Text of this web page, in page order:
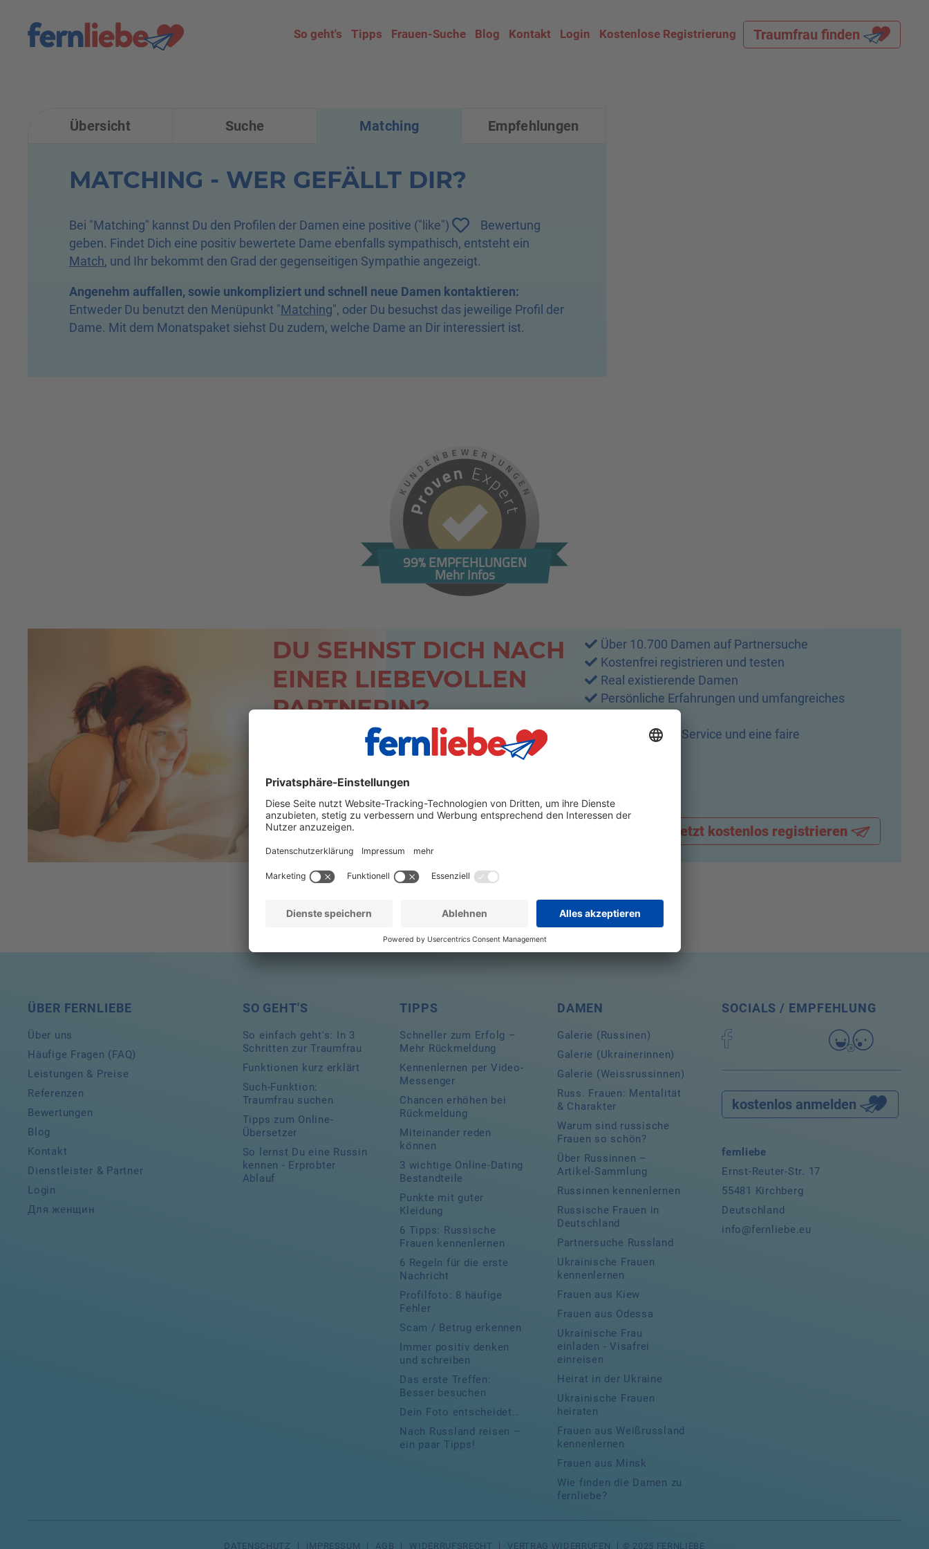
Traumfrau finden
So geht's Tipps Frauen-Suche Blog Kontakt Login Kostenlose Registrierung
Übersicht Suche Matching (aktiver Reiter)Empfehlungen
MATCHING - WER GEFÄLLT DIR?
Bei "Matching" kannst Du den Profilen der Damen eine positive ("like")
Bewertung
geben. Findet Dich eine positiv bewertete Dame ebenfalls sympathisch, entsteht ein
Match, und Ihr bekommt den Grad der gegenseitigen Sympathie angezeigt.
Angenehm auffallen, sowie unkompliziert und schnell neue Damen kontaktieren:
Entweder Du benutzt den Menüpunkt "Matching", oder Du besuchst das jeweilige Profil der
Dame. Mit dem Monatspaket siehst Du zudem, welche Dame an Dir interessiert ist.
99% EMPFEHLUNGEN
Mehr Infos
DU SEHNST DICH NACH
EINER LIEBEVOLLEN
PARTNERIN?
Über 10.700 Damen auf Partnersuche
Kostenfrei registrieren und testen
Real existierende Damen
Persönliche Erfahrungen und umfangreiches
Transparenter Service und eine faire
Sicher & Anonym
Jetzt kostenlos registrieren
ÜBER FERNLIEBE
Über uns
Häufige Fragen (FAQ)
Leistungen & Preise
Referenzen
Bewertungen
Blog
Kontakt
Dienstleister & Partner
Login
Для женщин
SO GEHT'S
So einfach geht's: In 3
Schritten zur Traumfrau
Funktionen kurz erklärt
Such-Funktion:
Traumfrau suchen
Tipps zum Online-
Übersetzer
So lernst Du eine Russin
kennen - Erprobter
Ablauf
TIPPS
Schneller zum Erfolg –
Mehr Rückmeldung
Kennenlernen per Video-
Messenger
Chancen erhöhen bei
Rückmeldung
Miteinander reden
können
3 wichtige Online-Dating
Bestandteile
Punkte mit guter
Kleidung
6 Tipps: Russische
Frauen kennenlernen
6 Regeln für die erste
Nachricht
Profilfoto: 8 häufige
Fehler
Scam / Betrug erkennen
Immer positiv denken
und schreiben
Das erste Treffen:
Besser besuchen
Dein Foto entscheidet…
Nach Russland reisen –
ein paar Tipps!
DAMEN
Galerie (Russinen)
Galerie (Ukrainerinnen)
Galerie (Weissrussinnen)
Russ. Frauen: Mentalität
& Charakter
Warum sind russische
Frauen so schön?
Über Russinnen –
Artikel-Sammlung
Russinnen kennenlernen
Russische Frauen in
Deutschland
Partnersuche Russland
Ukrainische Frauen
kennenlernen
Frauen aus Kiew
Frauen aus Odessa
Ukrainische Frau
einladen - Visafrei
einreisen
Heirat in der Ukraine
Ukrainische Frauen
heiraten
Frauen aus Weißrussland
kennenlernen
Frauen aus Minsk
Wie finden die Damen zu
fernliebe?
SOCIALS / EMPFEHLUNG
kostenlos anmelden
fernliebe
Ernst-Reuter-Str. 17
55481 Kirchberg
Deutschland
info@fernliebe.eu
DATENSCHUTZ IMPRESSUM AGB WIDERRUFSRECHT VERTRAG WIDERRUFEN © 2025 FERNLIEBE